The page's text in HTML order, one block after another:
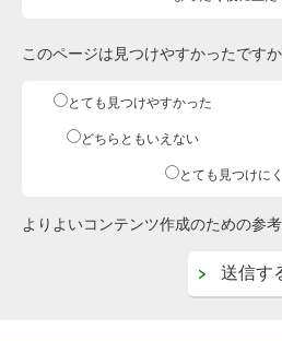
このページは見つけやすかったですか
とても見つけやすかった
どちらともいえない
とても見つけに
よりよいコンテンツ作成のための参